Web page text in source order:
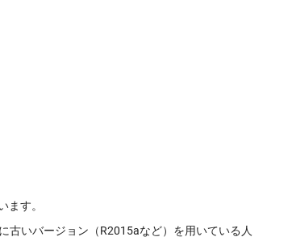
ます。
古いバージョン（R2015aなど）を用いている人